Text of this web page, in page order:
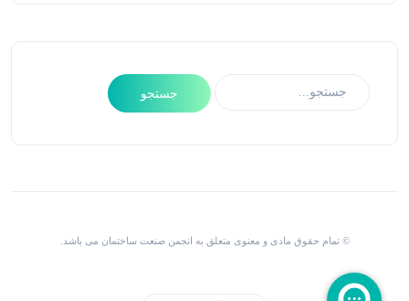
© تمام حقوق مادی و معنوی متعلق به انجمن صنعت ساختمان می باشد.